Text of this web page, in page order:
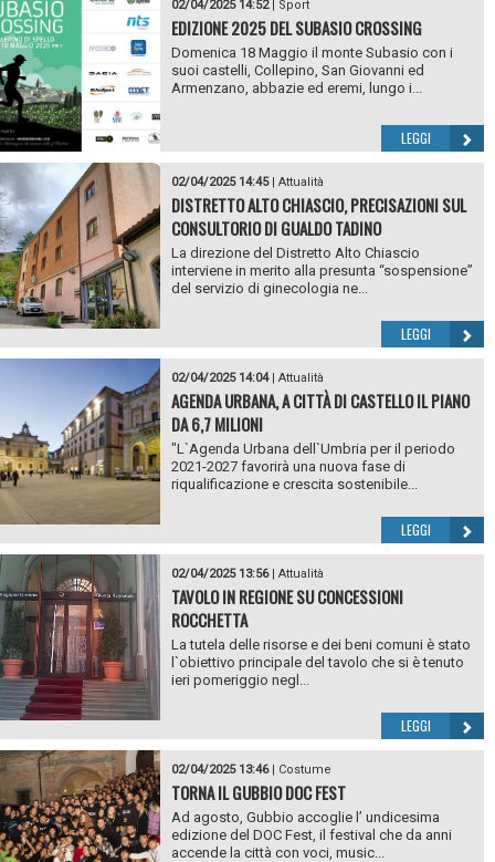
02/04/2025 14:52| Sport
EDIZIONE 2025 DEL SUBASIO CROSSING
Domenica 18 Maggio il monte Subasio con i
suoi castelli, Collepino, San Giovanni ed
Armenzano, abbazie ed eremi, lungo i...
LEGGI
02/04/2025 14:45| Attualità
DISTRETTO ALTO CHIASCIO, PRECISAZIONI SUL
CONSULTORIO DI GUALDO TADINO
La direzione del Distretto Alto Chiascio
interviene in merito alla presunta “sospensione”
del servizio di ginecologia ne...
LEGGI
02/04/2025 14:04| Attualità
AGENDA URBANA, A CITTÀ DI CASTELLO IL PIANO
DA 6,7 MILIONI
"L`Agenda Urbana dell`Umbria per il periodo
2021-2027 favorirà una nuova fase di
riqualificazione e crescita sostenibile...
LEGGI
02/04/2025 13:56| Attualità
TAVOLO IN REGIONE SU CONCESSIONI
ROCCHETTA
La tutela delle risorse e dei beni comuni è stato
l`obiettivo principale del tavolo che si è tenuto
ieri pomeriggio negl...
LEGGI
02/04/2025 13:46| Costume
TORNA IL GUBBIO DOC FEST
Ad agosto, Gubbio accoglie l’ undicesima
edizione del DOC Fest, il festival che da anni
accende la città con voci, music...